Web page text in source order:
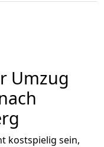
Umzug
kostspielig sein,